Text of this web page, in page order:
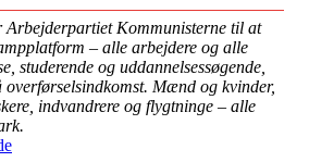
Kommunisterne til at
– alle arbejdere og alle
studerende og uddannelsessøgende,
overførselsindkomst. Mænd og kvinder,
indvandrere og flygtninge – alle